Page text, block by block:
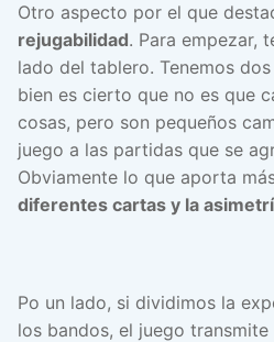
Otro aspecto por el que
rejugabilidad. Para empezar,
lado del tablero. Tenemos
bien es cierto que no es que
cosas, pero son pequeños
juego a las partidas que se
Obviamente lo que aporta
diferentes cartas y la
Po un lado, si dividimos la
los bandos, el juego transmite